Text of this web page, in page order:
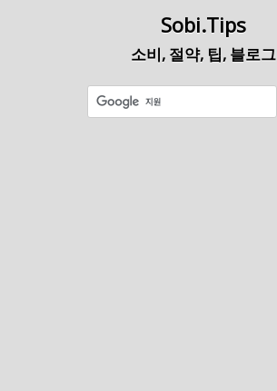
Sobi.Tips
소비, 절약, 팁, 블로그